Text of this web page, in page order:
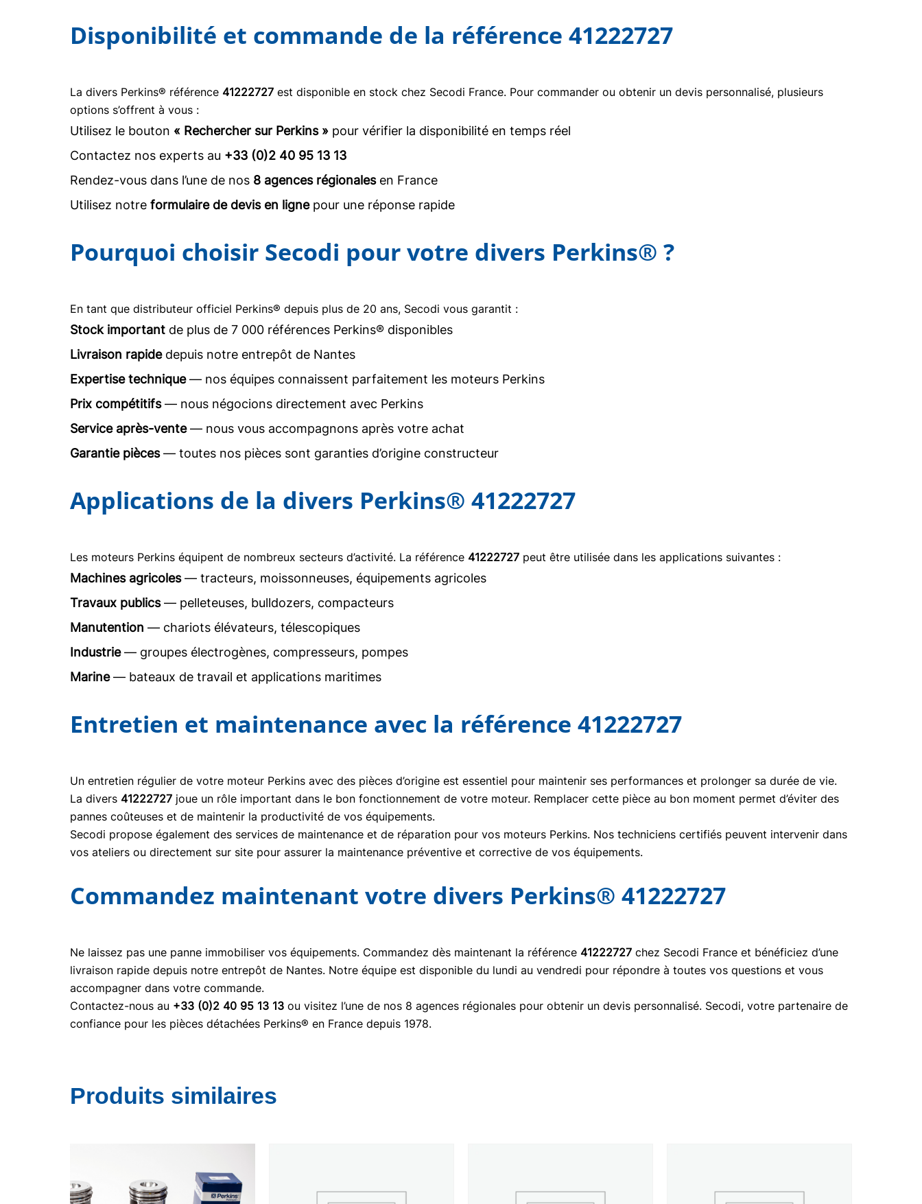
Disponibilité et commande de la référence 41222727
La divers Perkins® référence 41222727 est disponible en stock chez Secodi France. Pour commander ou obtenir un devis personnalisé, plusieurs
options s’offrent à vous :
Utilisez le bouton « Rechercher sur Perkins » pour vérifier la disponibilité en temps réel
Contactez nos experts au +33 (0)2 40 95 13 13
Rendez-vous dans l’une de nos 8 agences régionalesen France
Utilisez notre formulaire de devis en lignepour une réponse rapide
Pourquoi choisir Secodi pour votre divers Perkins® ?
En tant que distributeur officiel Perkins® depuis plus de 20 ans, Secodi vous garantit :
Stock important de plus de 7 000 références Perkins® disponibles
Livraison rapidedepuis notre entrepôt de Nantes
Expertise technique— nos équipes connaissent parfaitement les moteurs Perkins
Prix compétitifs— nous négocions directement avec Perkins
Service après-vente— nous vous accompagnons après votre achat
Garantie pièces— toutes nos pièces sont garanties d’origine constructeur
Applications de la divers Perkins® 41222727
Les moteurs Perkins équipent de nombreux secteurs d’activité. La référence 41222727 peut être utilisée dans les applications suivantes :
Machines agricoles— tracteurs, moissonneuses, équipements agricoles
Travaux publics— pelleteuses, bulldozers, compacteurs
Manutention — chariots élévateurs, télescopiques
Industrie— groupes électrogènes, compresseurs, pompes
Marine— bateaux de travail et applications maritimes
Entretien et maintenance avec la référence 41222727
Un entretien régulier de votre moteur Perkins avec des pièces d’origine est essentiel pour maintenir ses performances et prolonger sa durée de vie.
La divers 41222727 joue un rôle important dans le bon fonctionnement de votre moteur. Remplacer cette pièce au bon moment permet d’éviter des
pannes coûteuses et de maintenir la productivité de vos équipements.
Secodi propose également des services de maintenance et de réparation pour vos moteurs Perkins. Nos techniciens certifiés peuvent intervenir dans
vos ateliers ou directement sur site pour assurer la maintenance préventive et corrective de vos équipements.
Commandez maintenant votre divers Perkins® 41222727
Ne laissez pas une panne immobiliser vos équipements. Commandez dès maintenant la référence 41222727 chez Secodi France et bénéficiez d’une
livraison rapide depuis notre entrepôt de Nantes. Notre équipe est disponible du lundi au vendredi pour répondre à toutes vos questions et vous
accompagner dans votre commande.
Contactez-nous au +33 (0)2 40 95 13 13 ou visitez l’une de nos 8 agences régionales pour obtenir un devis personnalisé. Secodi, votre partenaire de
confiance pour les pièces détachées Perkins® en France depuis 1978.
Produits similaires